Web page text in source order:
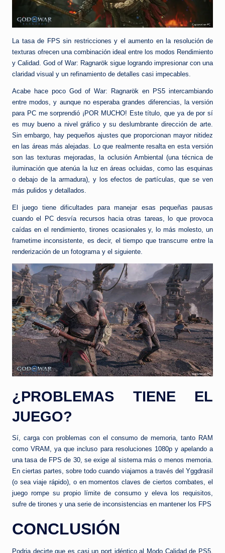
La tasa de FPS sin restricciones y el aumento en la resolución de
texturas ofrecen una combinación ideal entre los modos Rendimiento
y Calidad. God of War: Ragnarök sigue logrando impresionar con una
claridad visual y un refinamiento de detalles casi impecables.
Acabe hace poco God of War: Ragnarök en PS5 intercambiando
entre modos, y aunque no esperaba grandes diferencias, la versión
para PC me sorprendió ¡POR MUCHO! Este título, que ya de por sí
es muy bueno a nivel gráfico y su deslumbrante dirección de arte.
Sin embargo, hay pequeños ajustes que proporcionan mayor nitidez
en las áreas más alejadas. Lo que realmente resalta en esta versión
son las texturas mejoradas, la oclusión Ambiental (una técnica de
iluminación que atenúa la luz en áreas ocluidas, como las esquinas
o debajo de la armadura), y los efectos de partículas, que se ven
más pulidos y detallados.
El juego tiene dificultades para manejar esas pequeñas pausas
cuando el PC desvía recursos hacia otras tareas, lo que provoca
caídas en el rendimiento, tirones ocasionales y, lo más molesto, un
frametime inconsistente, es decir, el tiempo que transcurre entre la
renderización de un fotograma y el siguiente.
¿PROBLEMAS TIENE EL
JUEGO?
Sí, carga con problemas con el consumo de memoria, tanto RAM
como VRAM, ya que incluso para resoluciones 1080p y apelando a
una tasa de FPS de 30, se exige al sistema más o menos memoria.
En ciertas partes, sobre todo cuando viajamos a través del Yggdrasil
(o sea viaje rápido), o en momentos claves de ciertos combates, el
juego rompe su propio límite de consumo y eleva los requisitos,
sufre de tirones y una serie de inconsistencias en mantener los FPS
CONCLUSIÓN
Podria decirte que es casi un port idéntico al Modo Calidad de PS5.